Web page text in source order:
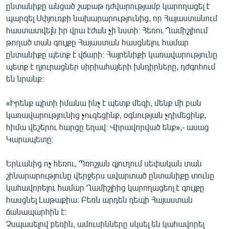
Русский
ՀԵՏԵՎԵՔ ՄԵԶ
«Ազատության» բոլոր կայքերը
ընտանիքը անցած շաբաթ դժվարությամբ կարողացել է
պարզել Սփյուռքի նախարարությունից, որ Հայաստանում
հաստատվելն իր վրա էժան չի նստի։ Հեռու Ղամիշլիում
թողած տան գույքը Հայաստան հասցնելու համար
ընտանիքը պետք է վճարի։ Հայրենիքի կառավարությունը
պետք է դյուրացներ սիրիահայերի խնդիրները, դժգոհում
են նրանք։
«Իրենք պիտի իմանա ինչ է պետք մեզի, մենք մի բան
կառավարությունից չուզեցինք, օգնության չդիմեցինք,
հիմա վեշերու հարցը եղավ։ Վիրավորված ենք»,- ասաց
Կարապետը։
Երևանից ոչ հեռու, Պռոշյան գյուղում սեփական տան
շինարարությունը վերջերս ավարտած ընտանիքը տունը
կահավորելու համար Ղամիշլիից կարողացեոլ է գույքը
հասցնել Լաթաքիա։ Բեռն արդեն դեպի Հայաստան
ճանապարհին է։
Չսպասելով բեռին, ամուսինները սկսել են կահավորել